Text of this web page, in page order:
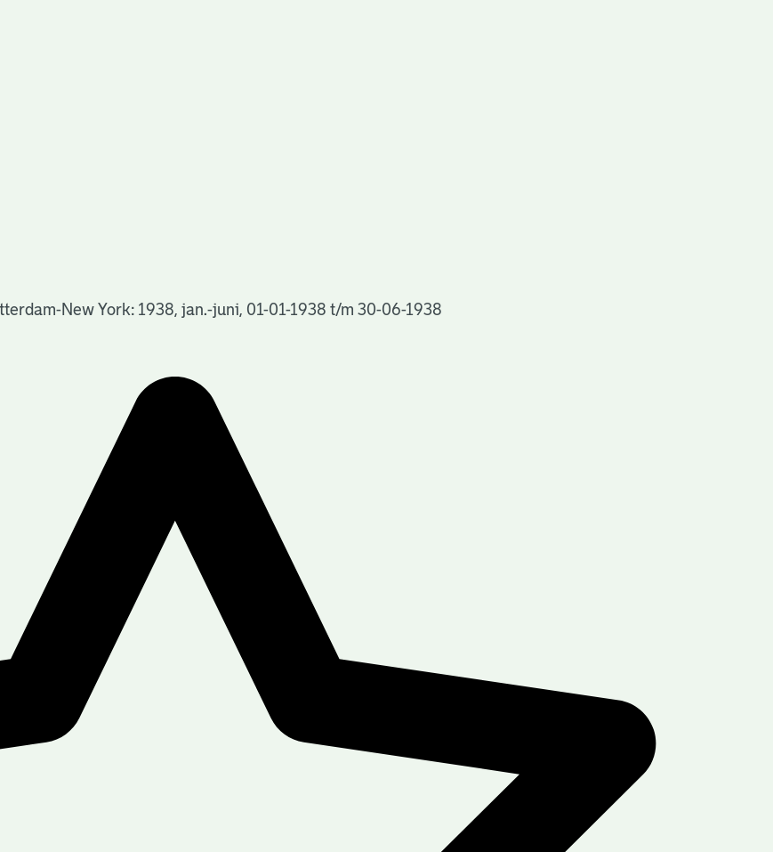
New York: 1938, jan.-juni, 01-01-1938 t/m 30-06-1938